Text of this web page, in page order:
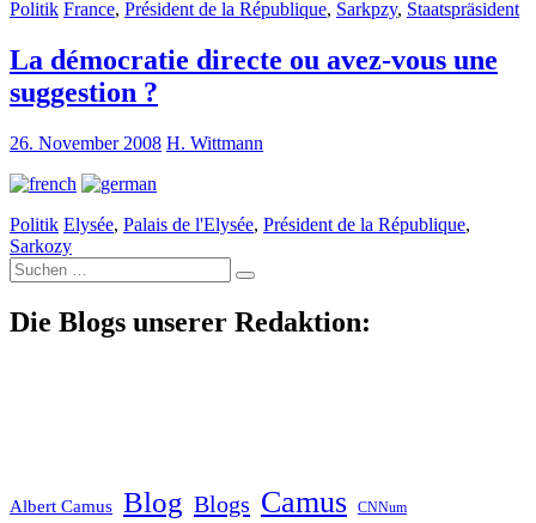
Politik France, Président de la République, Sarkpzy, Staatspräsident
La démocratie directe ou avez-vous une
suggestion ?
26. November 2008 H. Wittmann
Politik Elysée, Palais de l'Elysée, Président de la République,
Sarkozy
Suche
nach:
Die Blogs unserer Redaktion:
Albert Camus Blog Blogs Camus CNNum